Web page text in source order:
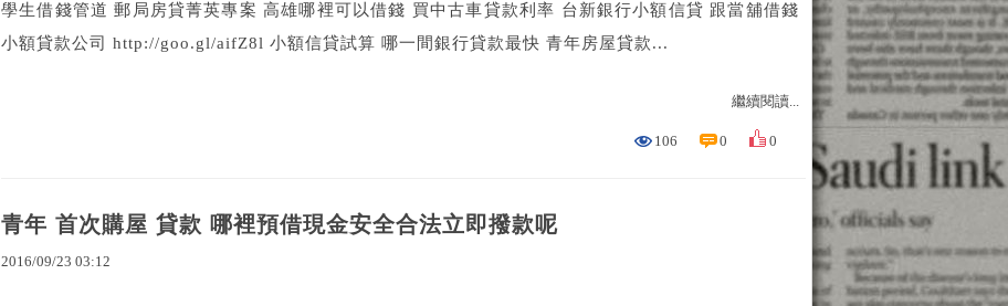
學生借錢管道 郵局房貸菁英專案 高雄哪裡可以借錢 買中古車貸款利率 台新銀行小額信貸 跟當舖借錢
小額貸款公司 http://goo.gl/aifZ8l 小額信貸試算 哪一間銀行貸款最快 青年房屋貸款...
繼續閱讀...
106 0 0
青年 首次購屋 貸款 哪裡預借現金安全合法立即撥款呢
2016/09/23 03:12